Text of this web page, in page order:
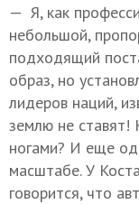
— Я, как
небольшой,
подходящий
образ, но
лидеров наций,
землю не ставят!
ногами? И еще
масштабе. У
говорится, что